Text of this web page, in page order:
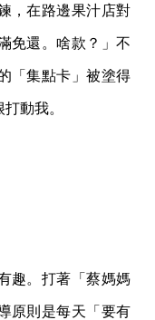
，在路邊果汁店對
免還。啥款？」不
「集點卡」被塗得
動我。
趣。打著「蔡媽媽
原則是每天「要有